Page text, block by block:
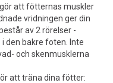
att fötternas muskler
vridningen ger din
av 2 rörelser -
den bakre foten. Inte
och skenmusklerna
att träna dina fötter: